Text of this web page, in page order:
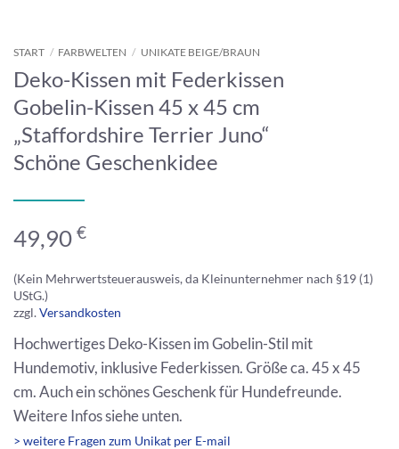
START / FARBWELTEN / UNIKATE BEIGE/BRAUN
Deko-Kissen mit Federkissen
Gobelin-Kissen 45 x 45 cm
„Staffordshire Terrier Juno“
Schöne Geschenkidee
49,90 €
(Kein Mehrwertsteuerausweis, da Kleinunternehmer nach §19 (1)
UStG.)
zzgl.Versandkosten
Hochwertiges Deko-Kissen im Gobelin-Stil mit
Hundemotiv, inklusive Federkissen. Größe ca. 45 x 45
cm. Auch ein schönes Geschenk für Hundefreunde.
Weitere Infos siehe unten.
> weitere Fragen zum Unikat per E-mail